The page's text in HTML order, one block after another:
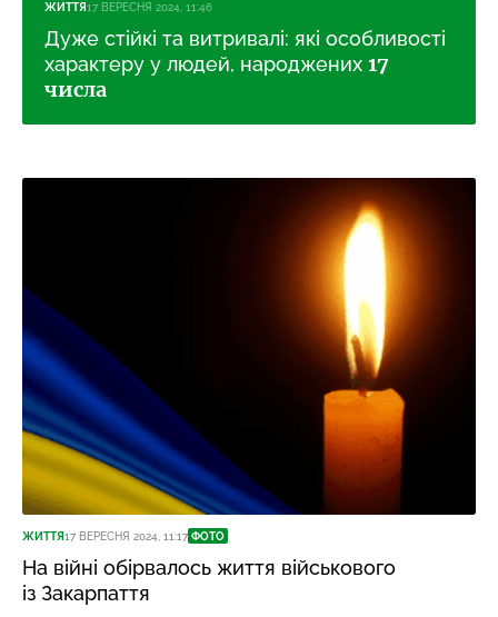
ЖИТТЯ17 ВЕРЕСНЯ 2024, 11:46
Дуже стійкі та витривалі: які особливості
характеру у людей, народжених 17
числа
ЖИТТЯ17 ВЕРЕСНЯ 2024, 11:17 ФОТО
На війні обірвалось життя військового
із Закарпаття